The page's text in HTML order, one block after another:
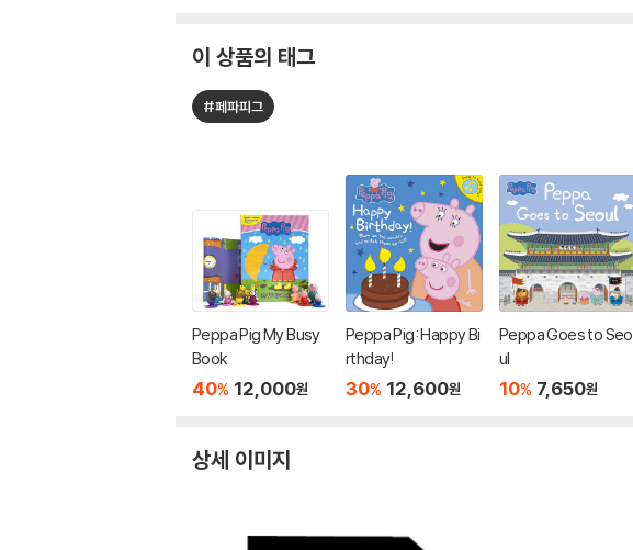
이 상품의 태그
#페파피그
Peppa Pig My Busy
Book
40% 12,000원
Peppa Pig: Happy Bi
rthday!
30% 12,600원
Peppa Goes to Seo
ul
10% 7,650원
상세 이미지